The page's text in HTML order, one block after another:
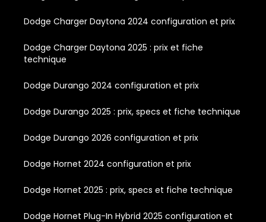
Dodge Charger Daytona 2024 configuration et prix
Dodge Charger Daytona 2025 : prix et fiche
technique
Dodge Durango 2024 configuration et prix
Dodge Durango 2025 : prix, specs et fiche technique
Dodge Durango 2026 configuration et prix
Dodge Hornet 2024 configuration et prix
Dodge Hornet 2025 : prix, specs et fiche technique
Dodge Hornet Plug-In Hybrid 2025 configuration et